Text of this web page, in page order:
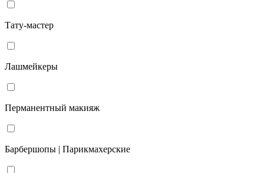
Тату-мастер
Лашмейкеры
Перманентный макияж
Барбершопы | Парикмахерские